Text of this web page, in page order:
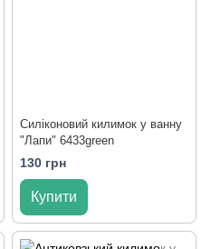
Силіконовий килимок у ванну
"Лапи" 6433green
130 грн
Купити